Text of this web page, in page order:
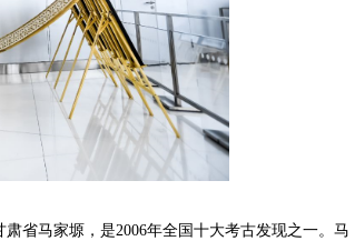
省马家塬，是2006年全国十大考古发现之一。马